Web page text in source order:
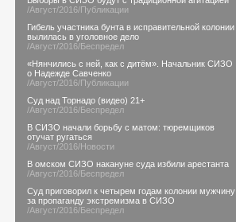
/Август/2016/Публикации
Гибель участника бунта в исправительной колонии
вылилась в уголовное дело
/Август/2016/Беспредел
«Нянчились с ней, как с дитём». Начальник СИЗО
о Надежде Савченко
/Август/2016/Публикации
Суд над Торнадо (видео) 21+
/Август/2016/Беспредел
В СИЗО начали борьбу с матом: тюремщиков
отучат ругаться
/Август/2016/Новости
В омском СИЗО накануне суда избили арестанта
/Август/2016/Беспредел
Суд приговорил к четырем годам колонии мужчину
за пропаганду экстремизма в СИЗО
/Август/2016/Беспредел